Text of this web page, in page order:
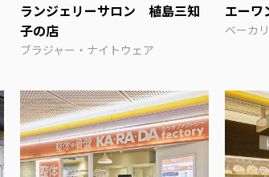
ランジェリーサロン 植島三知
子の店
ブラジャー・ナイトウェア
エーワ
ベーカ